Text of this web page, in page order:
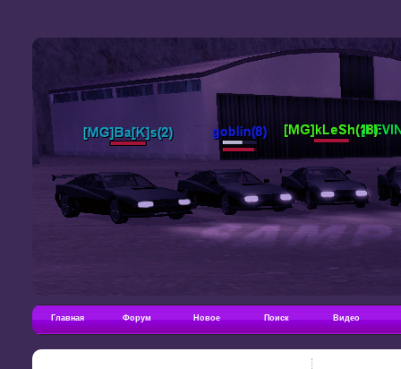
Главная Форум Новое Поиск Видео